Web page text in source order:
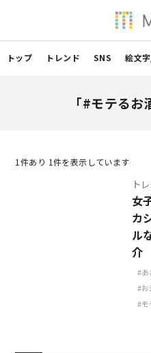
トップ トレンド SNS 絵文
「#モテる
1 件あり 1件を表示しています
ト
女
カ
ル
介
お